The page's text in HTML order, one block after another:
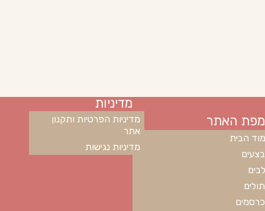
מפת האתר
הבית
מדיניות
מדיניות הפרטיות ותקנון
אתר
מדיניות נגישות